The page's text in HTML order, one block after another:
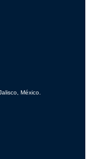
México.